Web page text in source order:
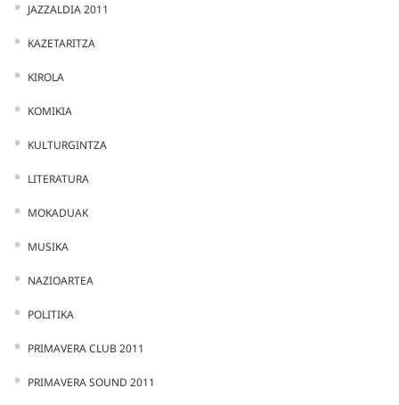
JAZZALDIA 2011
KAZETARITZA
KIROLA
KOMIKIA
KULTURGINTZA
LITERATURA
MOKADUAK
MUSIKA
NAZIOARTEA
POLITIKA
PRIMAVERA CLUB 2011
PRIMAVERA SOUND 2011